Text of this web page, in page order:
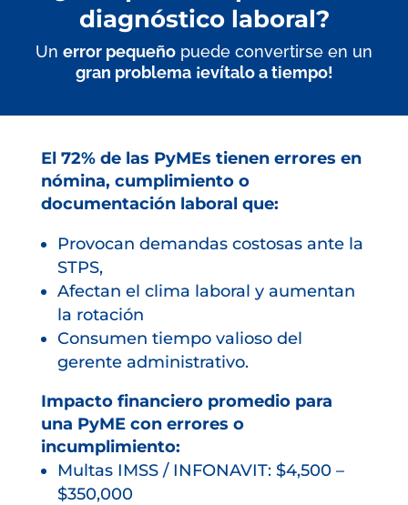
diagnóstico laboral?
Un error pequeño puede convertirse en un
gran problema ¡evítalo a tiempo!
El 72% de las PyMEs tienen errores en
nómina, cumplimiento o
documentación laboral que:
Provocan demandas costosas ante la
STPS,
Afectan el clima laboral y aumentan
la rotación
Consumen tiempo valioso del
gerente administrativo.
Impacto financiero promedio para
una PyME con errores o
incumplimiento:
Multas IMSS / INFONAVIT: $4,500 –
$350,000